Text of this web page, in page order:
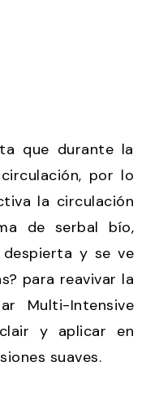
que durante la
por lo
la circulación
de serbal bío,
y se ve
para reavivar la
Multi-Intensive
y aplicar en
suaves.